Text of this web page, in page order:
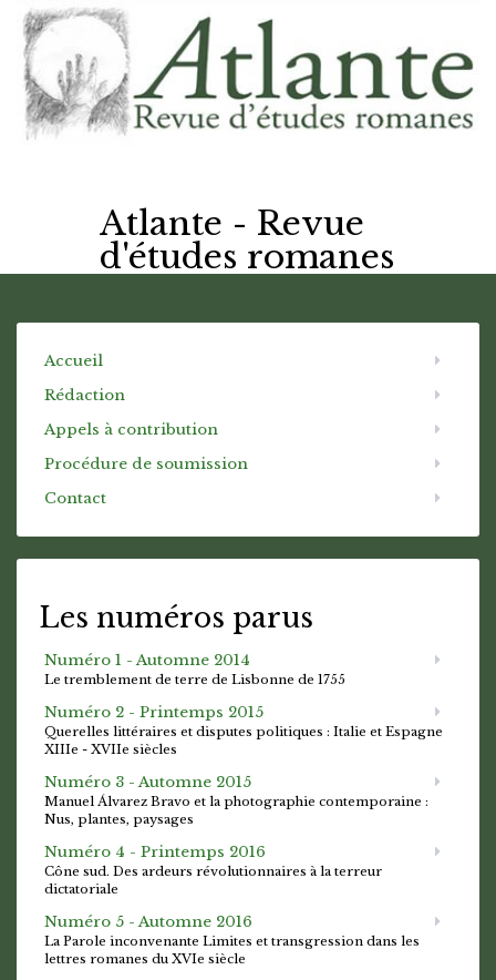
Atlante - Revue
d'études romanes
Accueil
Rédaction
Appels à contribution
Procédure de soumission
Contact
Les numéros parus
Numéro 1 - Automne 2014
Le tremblement de terre de Lisbonne de 1755
Numéro 2 - Printemps 2015
Querelles littéraires et disputes politiques : Italie et Espagne
XIIIe - XVIIe siècles
Numéro 3 - Automne 2015
Manuel Álvarez Bravo et la photographie contemporaine :
Nus, plantes, paysages
Numéro 4 - Printemps 2016
Cône sud. Des ardeurs révolutionnaires à la terreur
dictatoriale
Numéro 5 - Automne 2016
La Parole inconvenante Limites et transgression dans les
lettres romanes du XVIe siècle